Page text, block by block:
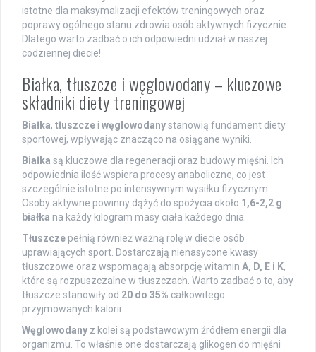
istotne dla maksymalizacji efektów treningowych oraz
poprawy ogólnego stanu zdrowia osób aktywnych fizycznie.
Dlatego warto zadbać o ich odpowiedni udział w naszej
codziennej diecie!
Białka, tłuszcze i węglowodany – kluczowe
składniki diety treningowej
Białka, tłuszcze i węglowodanystanowią fundament diety
sportowej, wpływając znacząco na osiągane wyniki.
Białka są kluczowe dla regeneracji oraz budowy mięśni. Ich
odpowiednia ilość wspiera procesy anaboliczne, co jest
szczególnie istotne po intensywnym wysiłku fizycznym.
Osoby aktywne powinny dążyć do spożycia około 1,6-2,2 g
białka na każdy kilogram masy ciała każdego dnia.
Tłuszcze pełnią również ważną rolę w diecie osób
uprawiających sport. Dostarczają nienasycone kwasy
tłuszczowe oraz wspomagają absorpcję witamin A, D, E i K,
które są rozpuszczalne w tłuszczach. Warto zadbać o to, aby
tłuszcze stanowiły od 20 do 35% całkowitego
przyjmowanych kalorii.
Węglowodany z kolei są podstawowym źródłem energii dla
organizmu. To właśnie one dostarczają glikogen do mięśni